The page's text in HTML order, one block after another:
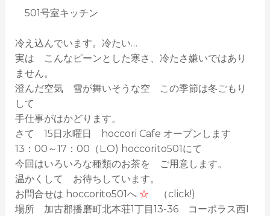
501号室キッチン
冷え込んでいます。冷たい…
実は こんなピーンとした寒さ、冷たさ嫌いではあり
ません。
澄んだ空気 雪が舞いそうな空 この季節は冬ごもり
して
手仕事がはかどります。
さて 15日水曜日 hoccori Cafe オープンします
13：00～17：00（L.O) hoccorito501にて
今回はいろいろな種類のお茶を ご用意します。
温かくして お待ちしています。
お問合せは hoccorito501へ ☆ （click!)
場所 加古郡播磨町北本荘1丁目13-36 コーポラス西I